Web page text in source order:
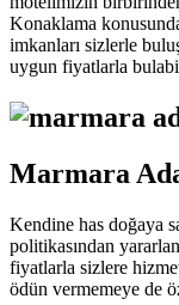
Konaklama
imkanları sizlerle
uygun fiyatlarla
Marmara
Kendine has doğaya
politikasından
fiyatlarla sizlere
ödün vermemeye de